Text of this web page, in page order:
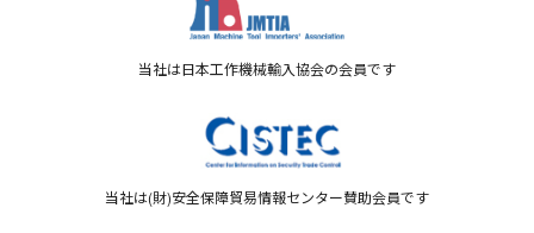
当社は日本工作機械輸入協会の会員です
当社は(財)安全保障貿易情報センター賛助会員です